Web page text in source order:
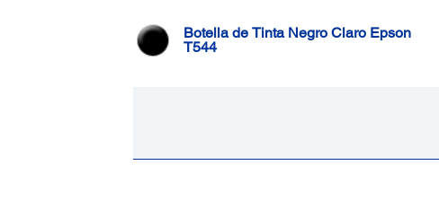
Botella de Tinta Negro Claro Epson
T544